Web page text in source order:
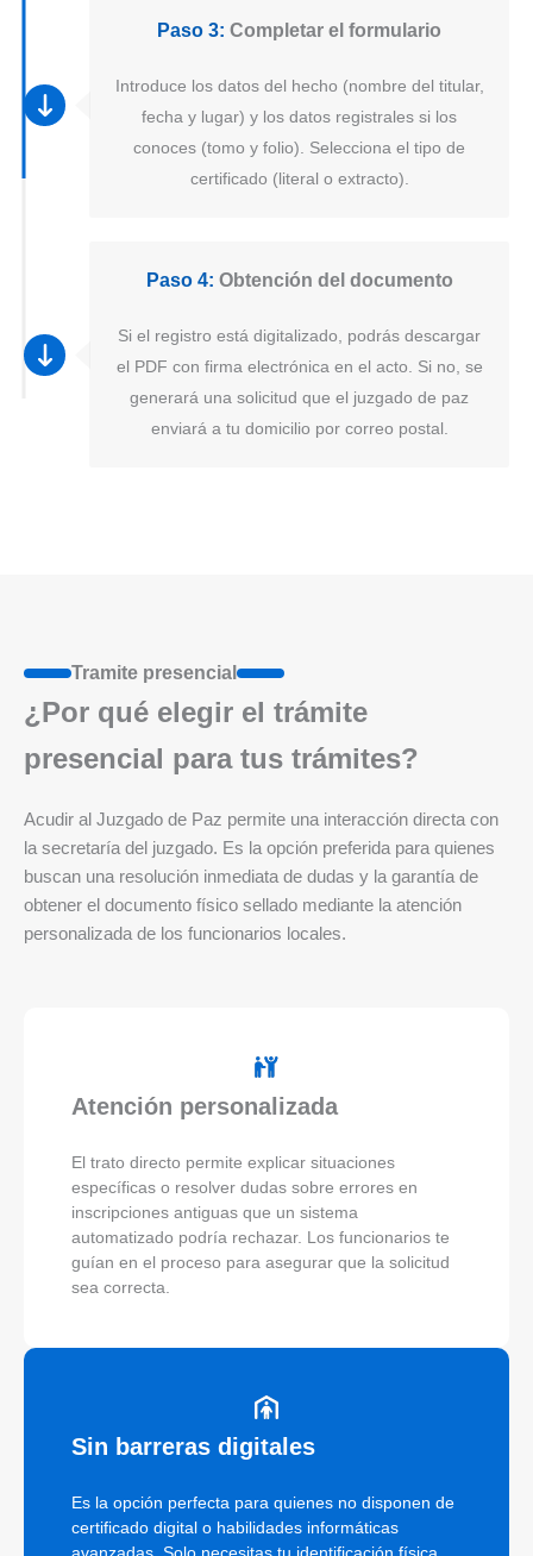
Paso 3: Completar el formulario
Introduce los datos del hecho (nombre del titular,
fecha y lugar) y los datos registrales si los
conoces (tomo y folio). Selecciona el tipo de
certificado (literal o extracto).
Paso 4: Obtención del documento
Si el registro está digitalizado, podrás descargar
el PDF con firma electrónica en el acto. Si no, se
generará una solicitud que el juzgado de paz
enviará a tu domicilio por correo postal.
Tramite presencial
¿Por qué elegir el trámite
presencial para tus trámites?
Acudir al Juzgado de Paz permite una interacción directa con
la secretaría del juzgado. Es la opción preferida para quienes
buscan una resolución inmediata de dudas y la garantía de
obtener el documento físico sellado mediante la atención
personalizada de los funcionarios locales.
Atención personalizada
El trato directo permite explicar situaciones
específicas o resolver dudas sobre errores en
inscripciones antiguas que un sistema
automatizado podría rechazar. Los funcionarios te
guían en el proceso para asegurar que la solicitud
sea correcta.
Sin barreras digitales
Es la opción perfecta para quienes no disponen de
certificado digital o habilidades informáticas